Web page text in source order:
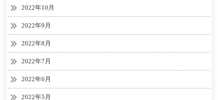
2022年10月
2022年9月
2022年8月
2022年7月
2022年6月
2022年5月